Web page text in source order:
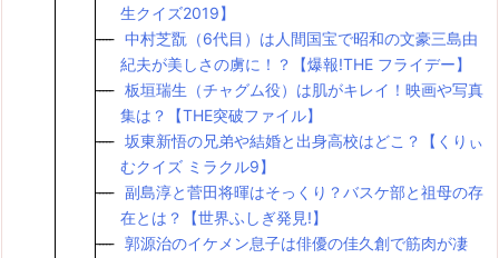
生クイズ2019】
中村芝翫（6代目）は人間国宝で昭和の文豪三島由
紀夫が美しさの虜に！？【爆報!THE フライデー】
板垣瑞生（チャグム役）は肌がキレイ！映画や写真
集は？【THE突破ファイル】
坂東新悟の兄弟や結婚と出身高校はどこ？【くりぃ
むクイズ ミラクル9】
副島淳と菅田将暉はそっくり？バスケ部と祖母の存
在とは？【世界ふしぎ発見!】
郭源治のイケメン息子は俳優の佳久創で筋肉が凄